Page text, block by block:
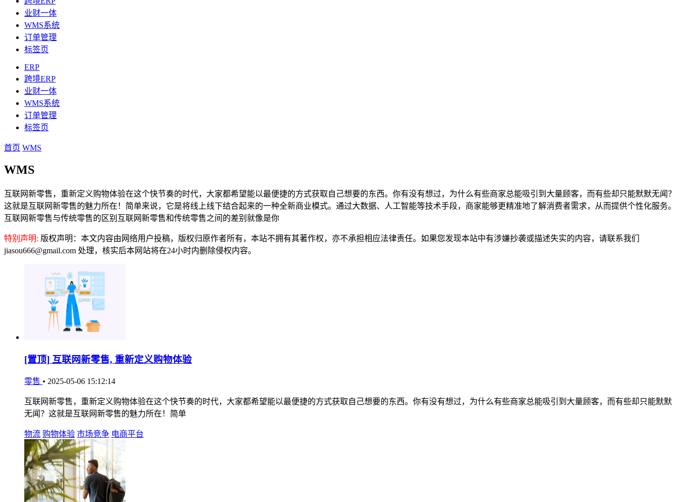
业财一体
WMS系统
订单管理
标签页
ERP
跨境ERP
业财一体
WMS系统
订单管理
标签页
首页 WMS
WMS
互联网新零售，重新定义购物体验在这个快节奏的时代，大家都希望能以最便捷的方式获取自己想要的东西。你有没有想过，为什么有些商家总能吸引到大量顾客，而有些却只能默默无闻？
这就是互联网新零售的魅力所在！简单来说，它是将线上线下结合起来的一种全新商业模式。通过大数据、人工智能等技术手段，商家能够更精准地了解消费者需求，从而提供个性化服务。
互联网新零售与传统零售的区别互联网新零售和传统零售之间的差别就像是你
特别声明: 版权声明：本文内容由网络用户投稿，版权归原作者所有，本站不拥有其著作权，亦不承担相应法律责任。如果您发现本站中有涉嫌抄袭或描述失实的内容，请联系我们
jiasou666@gmail.com 处理，核实后本网站将在24小时内删除侵权内容。
[置顶] 互联网新零售, 重新定义购物体验
零售 • 2025-05-06 15:12:14
互联网新零售，重新定义购物体验在这个快节奏的时代，大家都希望能以最便捷的方式获取自己想要的东西。你有没有想过，为什么有些商家总能吸引到大量顾客，而有些却只能默默
无闻？这就是互联网新零售的魅力所在！简单
物流 购物体验 市场竞争 电商平台